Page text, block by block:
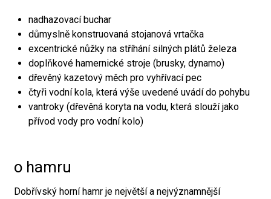
nadhazovací buchar
důmyslně konstruovaná stojanová vrtačka
excentrické nůžky na stříhání silných plátů železa
doplňkové hamernické stroje (brusky, dynamo)
dřevěný kazetový měch pro vyhřívací pec
čtyři vodní kola, která výše uvedené uvádí do pohybu
vantroky (dřevěná koryta na vodu, která slouží jako
přívod vody pro vodní kolo)
o hamru
Dobřívský horní hamr je největší a nejvýznamnější